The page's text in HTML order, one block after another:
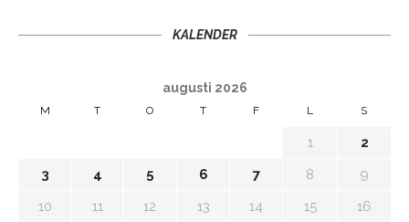
KALENDER
augusti 2026
M T O T F L S
1
2
3
4 5 6 7 8
9
10
11 12 13 14 15
16